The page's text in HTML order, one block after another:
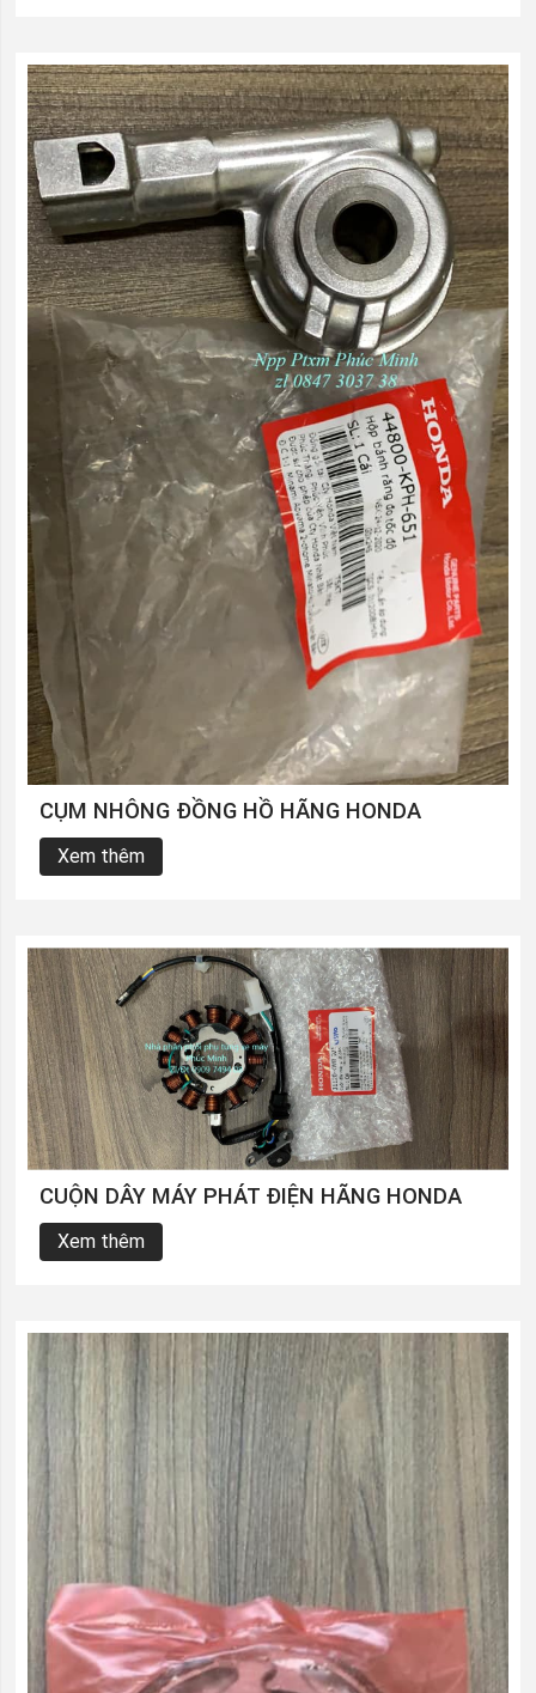
CỤM NHÔNG ĐỒNG HỒ HÃNG HONDA
Xem thêm
CUỘN DÂY MÁY PHÁT ĐIỆN HÃNG HONDA
Xem thêm